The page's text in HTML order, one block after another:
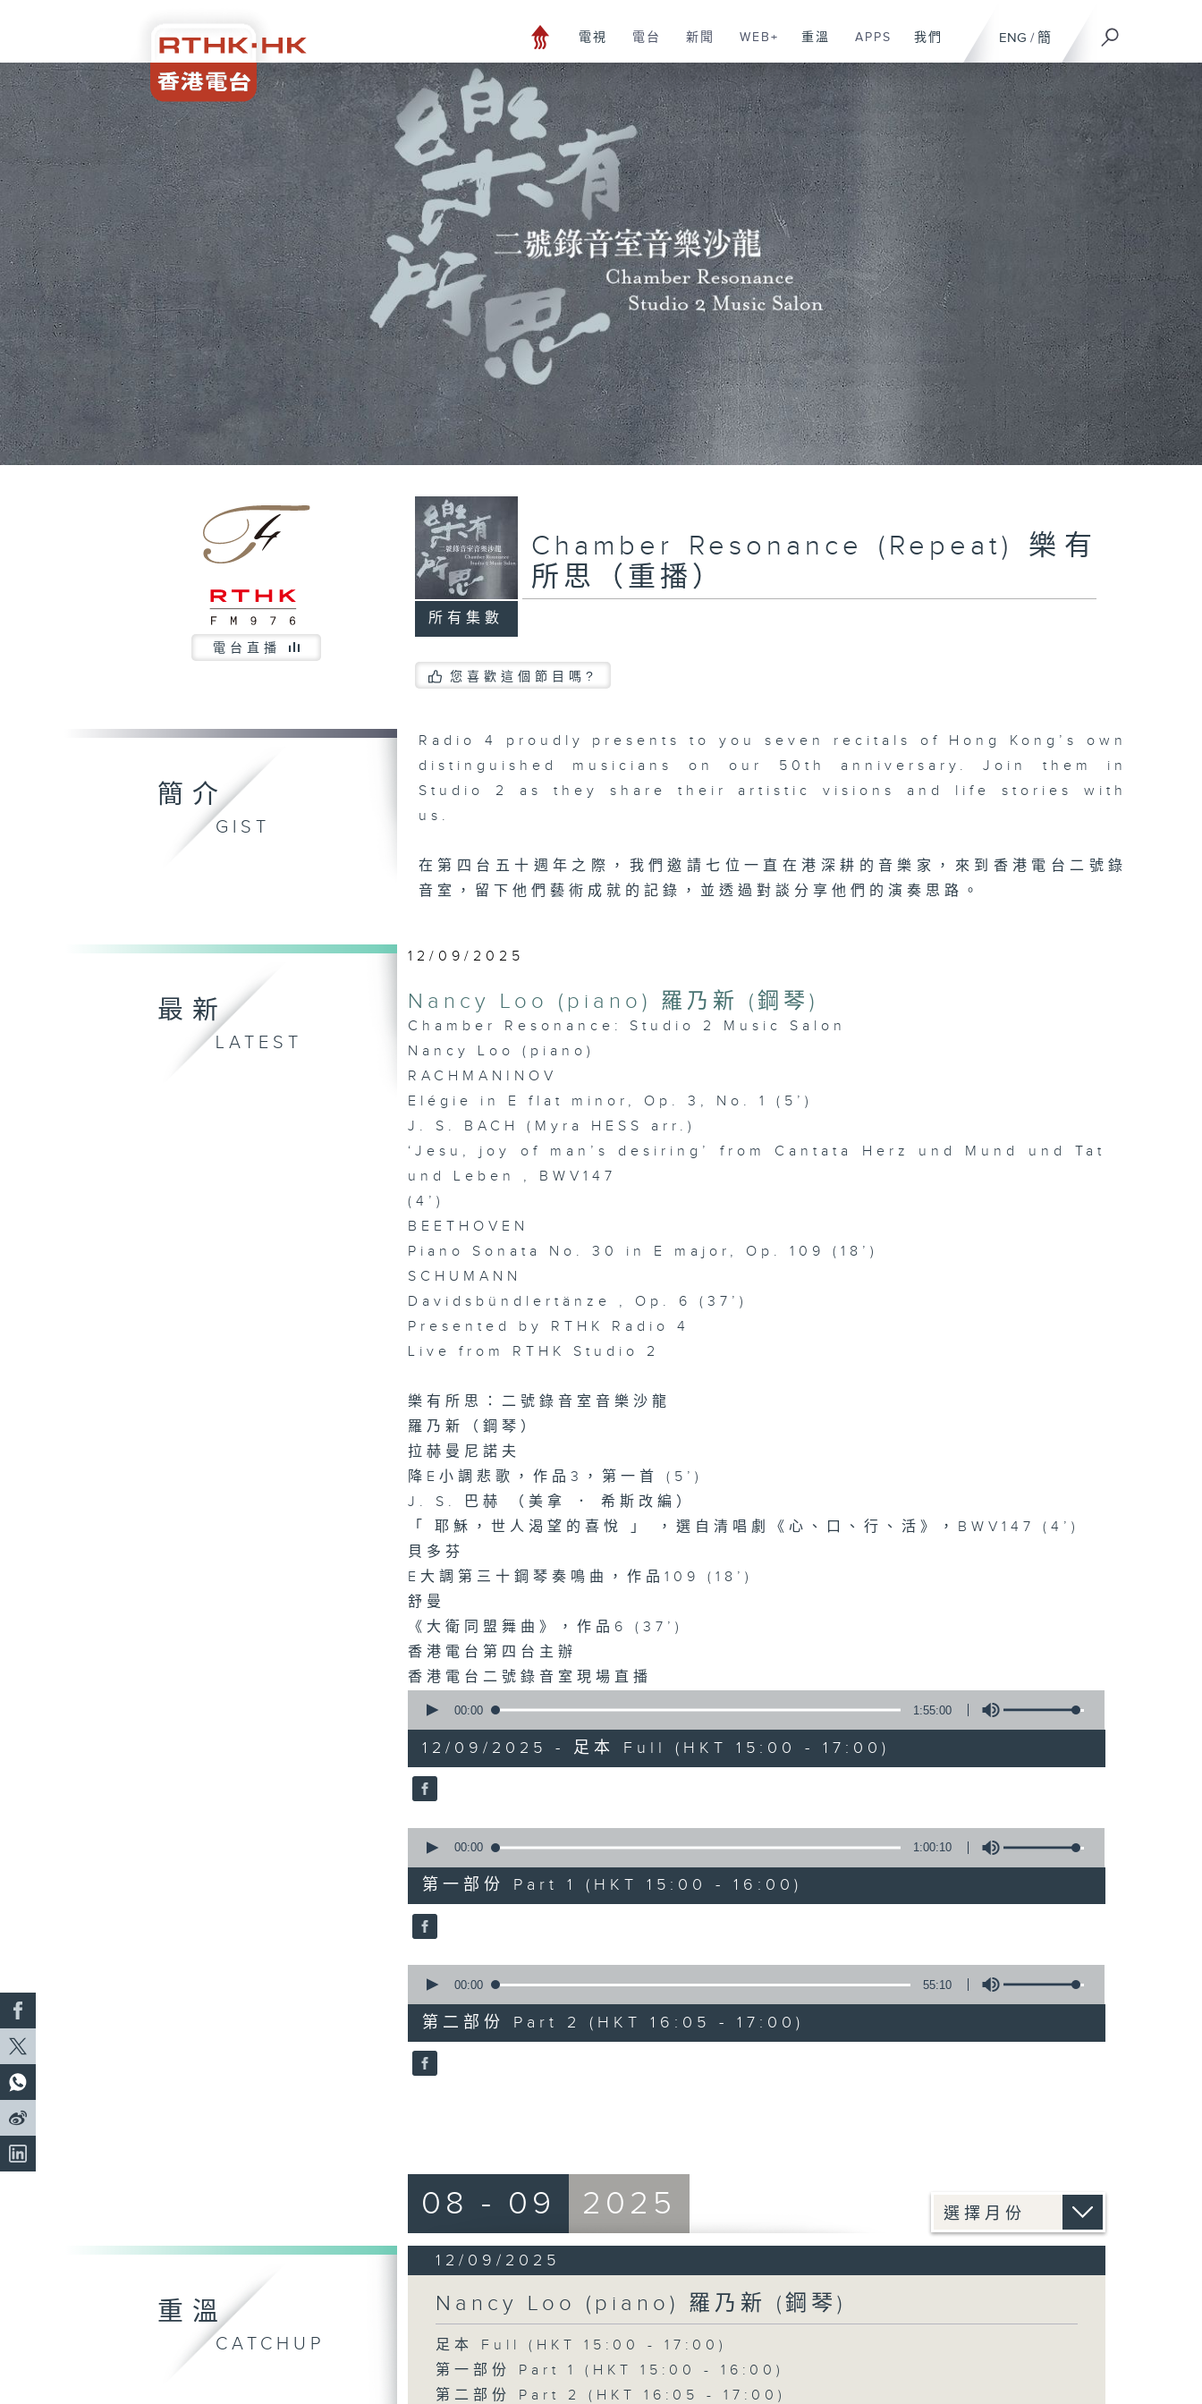
ENG / 簡
電視 電台 新聞 WEB+ 重溫 APPS 我們
電台直播
所有集數
Chamber Resonance (Repeat) 樂有
所思（重播）
您喜歡這個節目嗎?
簡介
GIST
Radio 4 proudly presents to you seven recitals of Hong Kong’s own
distinguished musicians on our 50th anniversary. Join them in
Studio 2 as they share their artistic visions and life stories with
us.
在第四台五十週年之際，我們邀請七位一直在港深耕的音樂家，來到香港電台二號錄
音室，留下他們藝術成就的記錄，並透過對談分享他們的演奏思路。
最新
LATEST
12/09/2025
Nancy Loo (piano) 羅乃新 (鋼琴)
Chamber Resonance: Studio 2 Music Salon
Nancy Loo (piano)
RACHMANINOV
Elégie in E flat minor, Op. 3, No. 1 (5’)
J. S. BACH (Myra HESS arr.)
‘Jesu, joy of man’s desiring’ from Cantata Herz und Mund und Tat
und Leben , BWV147
(4’)
BEETHOVEN
Piano Sonata No. 30 in E major, Op. 109 (18’)
SCHUMANN
Davidsbündlertänze , Op. 6 (37’)
Presented by RTHK Radio 4
Live from RTHK Studio 2
樂有所思：二號錄音室音樂沙龍
羅乃新（鋼琴）
拉赫曼尼諾夫
降E小調悲歌，作品3，第一首 (5’)
J. S. 巴赫 （美拿 ． 希斯改編）
「 耶穌，世人渴望的喜悅 」 ，選自清唱劇《心、口、行、活》，BWV147 (4’)
貝多芬
E大調第三十鋼琴奏鳴曲，作品109 (18’)
舒曼
《大衛同盟舞曲》，作品6 (37’)
香港電台第四台主辦
香港電台二號錄音室現場直播
seconds
hour,
55
minutes,
0
90%
00:00 1:55:00
12/09/2025 - 足本 Full (HKT 15:00 - 17:00)
seconds
hour,
10
seconds
90%
00:00 1:00:10
第一部份 Part 1 (HKT 15:00 - 16:00)
seconds
55
minutes,
10
seconds
90%
00:00 55:10
第二部份 Part 2 (HKT 16:05 - 17:00)
重溫
CATCHUP
08 - 09 2025
12/09/2025
Nancy Loo (piano) 羅乃新 (鋼琴)
足本 Full (HKT 15:00 - 17:00)
第一部份 Part 1 (HKT 15:00 - 16:00)
第二部份 Part 2 (HKT 16:05 - 17:00)